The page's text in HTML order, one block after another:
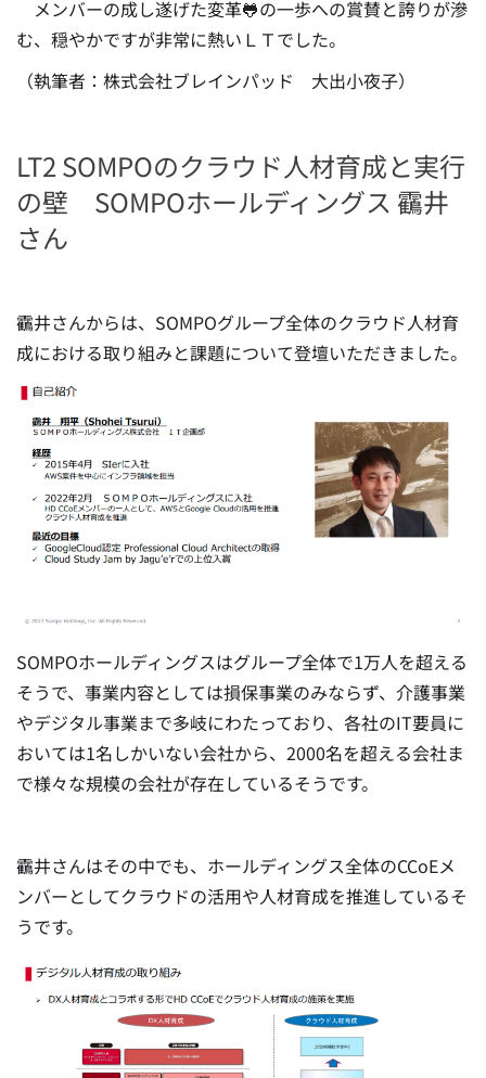
メンバーの成し遂げた変革🐸の一歩への賞賛と誇りが滲
む、穏やかですが非常に熱いＬＴでした。
（執筆者：株式会社ブレインパッド 大出小夜子）
LT2 SOMPOのクラウド人材育成と実行
の壁 SOMPOホールディングス 靍井
さん
靍井さんからは、SOMPOグループ全体のクラウド人材育
成における取り組みと課題について登壇いただきました。
SOMPOホールディングスはグループ全体で1万人を超える
そうで、事業内容としては損保事業のみならず、介護事業
やデジタル事業まで多岐にわたっており、各社のIT要員に
おいては1名しかいない会社から、2000名を超える会社ま
で様々な規模の会社が存在しているそうです。
靍井さんはその中でも、ホールディングス全体のCCoEメ
ンバーとしてクラウドの活用や人材育成を推進しているそ
うです。